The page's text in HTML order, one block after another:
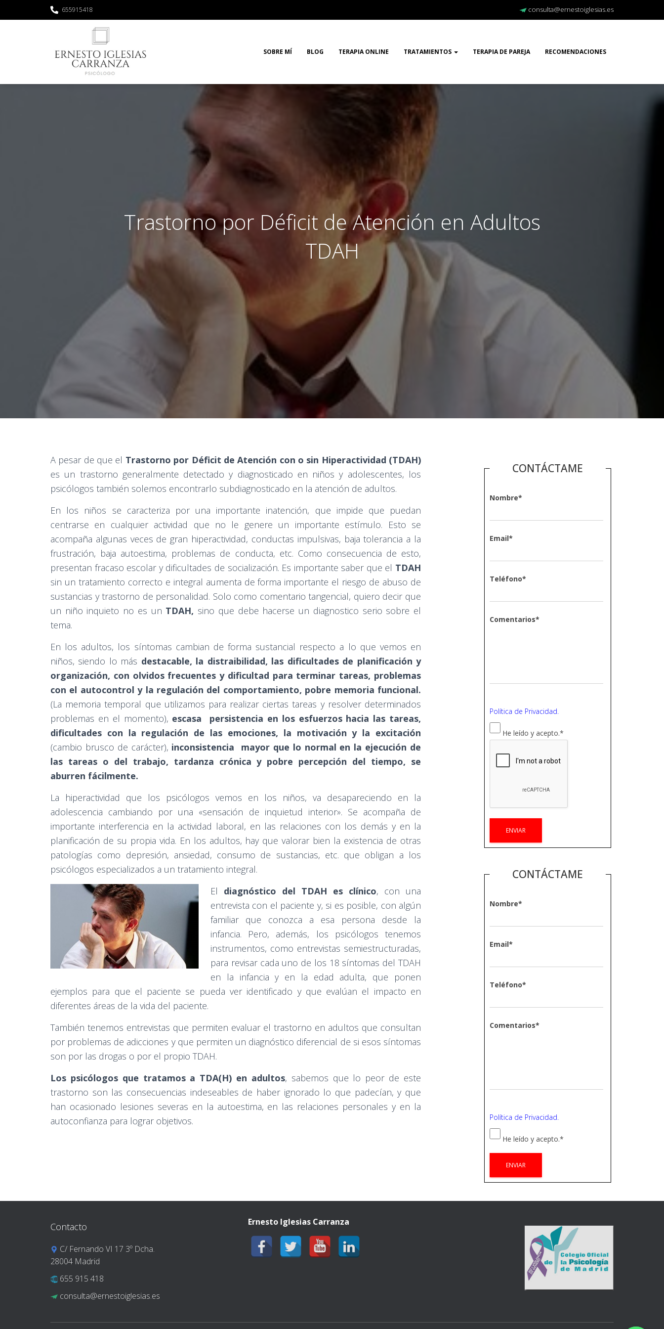
consulta@ernestoiglesias.es
655915418
SOBRE MÍ BLOG TERAPIA ONLINE TRATAMIENTOS TERAPIA DE PAREJA RECOMENDACIONES
Trastorno por Déficit de Atención en Adultos
TDAH
A pesar de que el Trastorno por Déficit de Atención con o sin Hiperactividad (TDAH)
es un trastorno generalmente detectado y diagnosticado en niños y adolescentes, los
psicólogos también solemos encontrarlo subdiagnosticado en la atención de adultos.
En los niños se caracteriza por una importante inatención, que impide que puedan
centrarse en cualquier actividad que no le genere un importante estímulo. Esto se
acompaña algunas veces de gran hiperactividad, conductas impulsivas, baja tolerancia a la
frustración, baja autoestima, problemas de conducta, etc. Como consecuencia de esto,
presentan fracaso escolar y dificultades de socialización. Es importante saber que el TDAH
sin un tratamiento correcto e integral aumenta de forma importante el riesgo de abuso de
sustancias y trastorno de personalidad. Solo como comentario tangencial, quiero decir que
un niño inquieto no es un TDAH, sino que debe hacerse un diagnostico serio sobre el
tema.
En los adultos, los síntomas cambian de forma sustancial respecto a lo que vemos en
niños, siendo lo más destacable, la distraibilidad, las dificultades de planificación y
organización, con olvidos frecuentes y dificultad para terminar tareas, problemas
con el autocontrol y la regulación del comportamiento, pobre memoria funcional.
(La memoria temporal que utilizamos para realizar ciertas tareas y resolver determinados
problemas en el momento), escasa persistencia en los esfuerzos hacia las tareas,
dificultades con la regulación de las emociones, la motivación y la excitación
(cambio brusco de carácter), inconsistencia mayor que lo normal en la ejecución de
las tareas o del trabajo, tardanza crónica y pobre percepción del tiempo, se
aburren fácilmente.
La hiperactividad que los psicólogos vemos en los niños, va desapareciendo en la
adolescencia cambiando por una «sensación de inquietud interior». Se acompaña de
importante interferencia en la actividad laboral, en las relaciones con los demás y en la
planificación de su propia vida. En los adultos, hay que valorar bien la existencia de otras
patologías como depresión, ansiedad, consumo de sustancias, etc. que obligan a los
psicólogos especializados a un tratamiento integral.
El diagnóstico del TDAH es clínico, con una
entrevista con el paciente y, si es posible, con algún
familiar que conozca a esa persona desde la
infancia. Pero, además, los psicólogos tenemos
instrumentos, como entrevistas semiestructuradas,
para revisar cada uno de los 18 síntomas del TDAH
en la infancia y en la edad adulta, que ponen
ejemplos para que el paciente se pueda ver identificado y que evalúan el impacto en
diferentes áreas de la vida del paciente.
También tenemos entrevistas que permiten evaluar el trastorno en adultos que consultan
por problemas de adicciones y que permiten un diagnóstico diferencial de si esos síntomas
son por las drogas o por el propio TDAH.
Los psicólogos que tratamos a TDA(H) en adultos, sabemos que lo peor de este
trastorno son las consecuencias indeseables de haber ignorado lo que padecían, y que
han ocasionado lesiones severas en la autoestima, en las relaciones personales y en la
autoconfianza para lograr objetivos.
CONTÁCTAME
Nombre*
Email*
Teléfono*
Comentarios*
Política de Privacidad.
He leído y acepto.*
CONTÁCTAME
Nombre*
Email*
Teléfono*
Comentarios*
Política de Privacidad.
He leído y acepto.*
Contacto
C/ Fernando VI 17 3º Dcha.
28004 Madrid
655 915 418
consulta@ernestoiglesias.es
Ernesto Iglesias Carranza